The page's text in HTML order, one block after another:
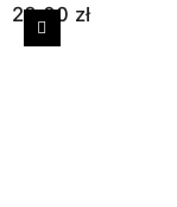
23,00 zł
Poprzedni